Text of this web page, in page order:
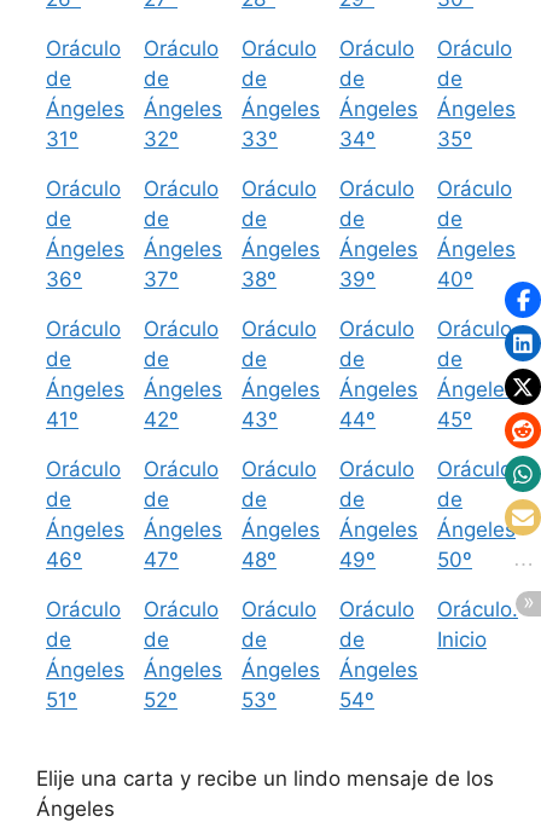
Oráculo
de
Ángeles
31º
Oráculo
de
Ángeles
32º
Oráculo
de
Ángeles
33º
Oráculo
de
Ángeles
34º
Oráculo
de
Ángeles
35º
Oráculo
de
Ángeles
36º
Oráculo
de
Ángeles
37º
Oráculo
de
Ángeles
38º
Oráculo
de
Ángeles
39º
Oráculo
de
Ángeles
40º
Oráculo
de
Ángeles
41º
Oráculo
de
Ángeles
42º
Oráculo
de
Ángeles
43º
Oráculo
de
Ángeles
44º
Oráculo
de
Ángeles
45º
Oráculo
de
Ángeles
46º
Oráculo
de
Ángeles
47º
Oráculo
de
Ángeles
48º
Oráculo
de
Ángeles
49º
Oráculo
de
Ángeles
50º
Oráculo
de
Ángeles
51º
Oráculo
de
Ángeles
52º
Oráculo
de
Ángeles
53º
Oráculo
de
Ángeles
54º
Oráculo.
Inicio
Elije una carta y recibe un lindo mensaje de los
Ángeles